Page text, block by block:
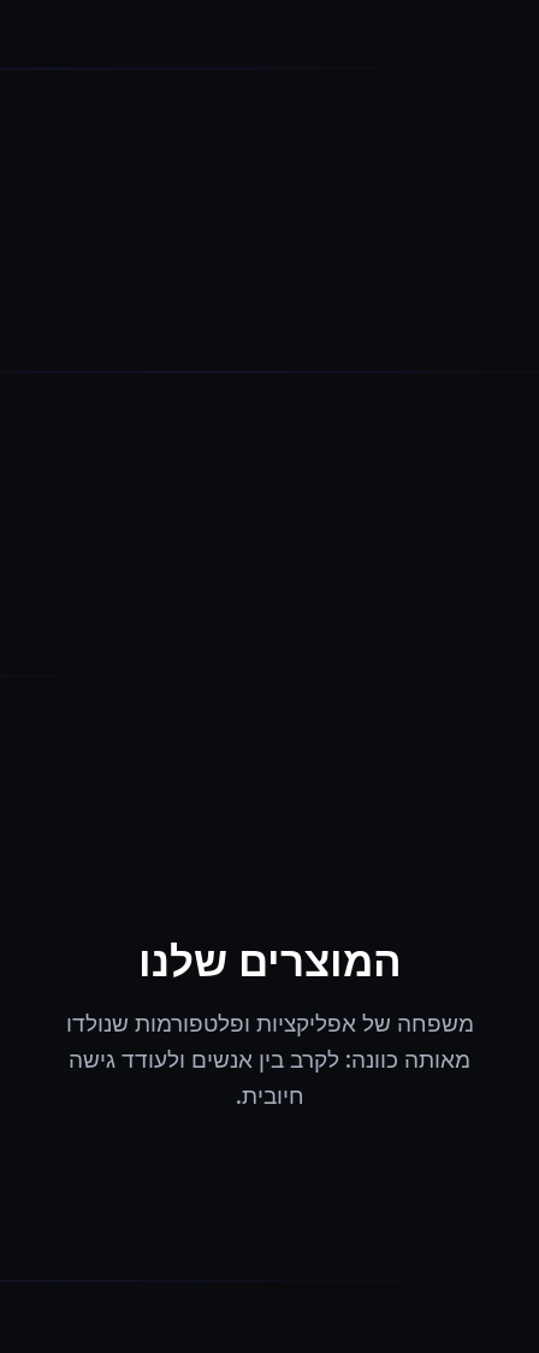
המוצרים שלנו
משפחה של אפליקציות ופלטפורמות שנולדו
מאותה כוונה: לקרב בין אנשים ולעודד גישה
חיובית.